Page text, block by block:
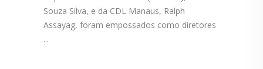
Souza Silva, e da CDL Manaus, Ralph
Assayag, foram empossados como diretores